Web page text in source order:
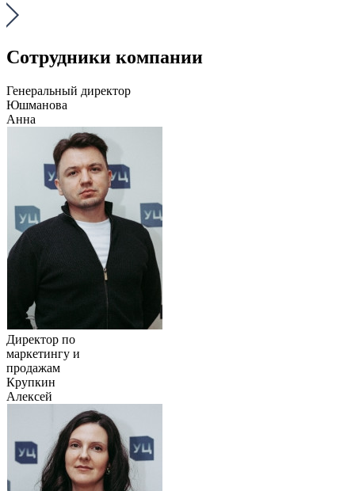
Сотрудники компании
Генеральный директор
Юшманова
Анна
Директор по
маркетингу и
продажам
Крупкин
Алексей